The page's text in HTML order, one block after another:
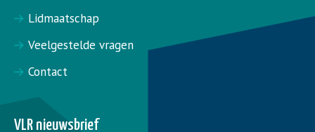
Lidmaatschap
Veelgestelde vragen
Contact
VLR nieuwsbrief